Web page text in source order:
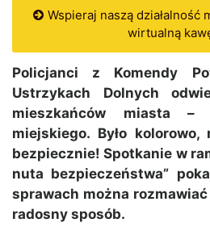
Wspieraj naszą działalność
wirtualną
Policjanci z Komendy
Ustrzykach Dolnych
mieszkańców miasta –
miejskiego. Było
bezpiecznie! Spotkanie w
nuta bezpieczeństwa”
sprawach można
radosny sposób.